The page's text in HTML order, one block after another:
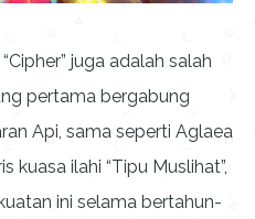
juga adalah salah
pertama bergabung
Api, sama seperti Aglaea
kuasa ilahi “Tipu Muslihat”,
ini selama bertahun-